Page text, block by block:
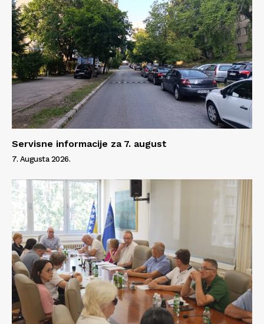
Servisne informacije za 7. august
7. Augusta 2026.